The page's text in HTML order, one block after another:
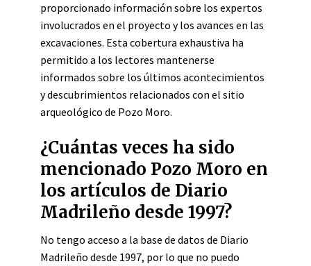
proporcionado información sobre los expertos
involucrados en el proyecto y los avances en las
excavaciones. Esta cobertura exhaustiva ha
permitido a los lectores mantenerse
informados sobre los últimos acontecimientos
y descubrimientos relacionados con el sitio
arqueológico de Pozo Moro.
¿Cuántas veces ha sido
mencionado Pozo Moro en
los artículos de Diario
Madrileño desde 1997?
No tengo acceso a la base de datos de Diario
Madrileño desde 1997, por lo que no puedo